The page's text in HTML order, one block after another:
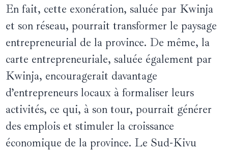
En fait, cette exonération, saluée par Kwinja
et son réseau, pourrait transformer le paysage
entrepreneurial de la province. De même, la
carte entrepreneuriale, saluée également par
Kwinja, encouragerait davantage
d’entrepreneurs locaux à formaliser leurs
activités, ce qui, à son tour, pourrait générer
des emplois et stimuler la croissance
économique de la province. Le Sud-Kivu